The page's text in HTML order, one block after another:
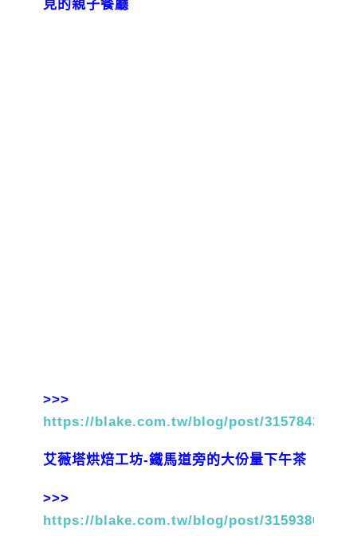
見的親子餐廳
>>>
https://blake.com.tw/blog/post/31578435
艾薇塔烘焙工坊-鐵馬道旁的大份量下午茶
>>>
https://blake.com.tw/blog/post/31593804